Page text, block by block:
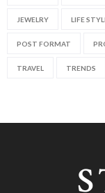
JEWELRY LIFE
POST FORMAT
TRAVEL TRENDS